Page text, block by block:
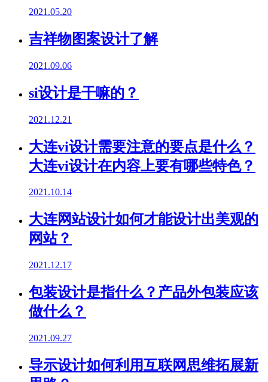
2021.05.20
吉祥物图案设计了解
2021.09.06
si设计是干嘛的？
2021.12.21
大连vi设计需要注意的要点是什么？
大连vi设计在内容上要有哪些特色？
2021.10.14
大连网站设计如何才能设计出美观的
网站？
2021.12.17
包装设计是指什么？产品外包装应该
做什么？
2021.09.27
导示设计如何利用互联网思维拓展新